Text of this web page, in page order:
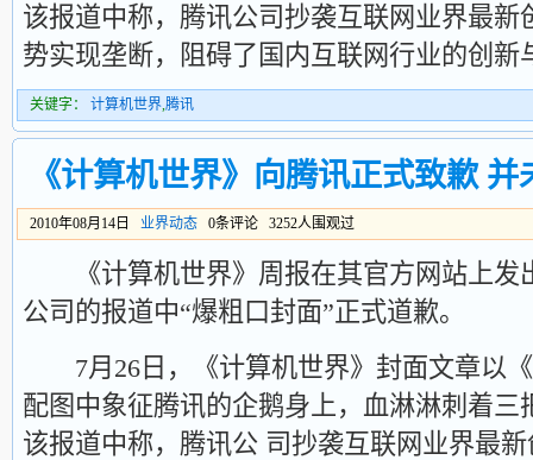
该报道中称，腾讯公司抄袭互联网业界最新
势实现垄断，阻碍了国内互联网行业的创新
关键字： 计算机世界,腾讯
《计算机世界》向腾讯正式致歉
2010年08月14日 业界动态 0条评论 3252人围观过
《计算机世界》周报在其官方网站上发
公司的报道中“爆粗口封面”正式道歉。
7月26日，《计算机世界》封面文章以《
配图中象征腾讯的企鹅身上，血淋淋刺着三
该报道中称，腾讯公 司抄袭互联网业界最